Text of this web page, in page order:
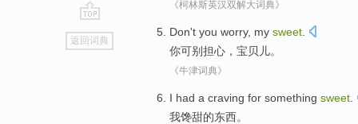
go
top
返回词典
《柯林斯英汉双解大词典》
Don't you worry, my sweet
你可别担心 ， 宝贝儿。
《牛津词典》
I had a craving for something sweet
我馋甜的东西。